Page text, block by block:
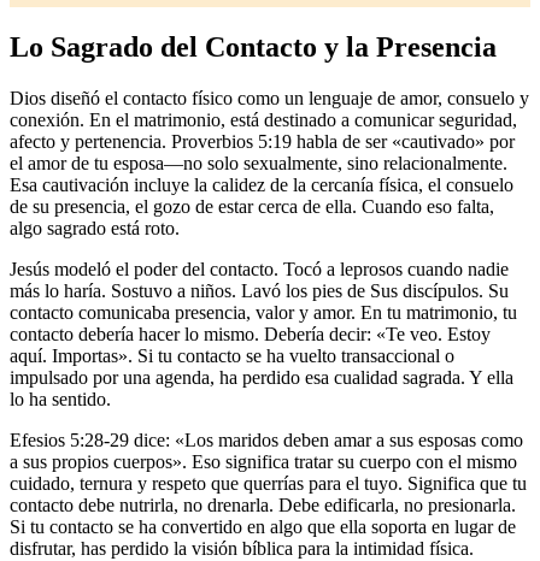
Lo Sagrado del Contacto y la Presencia
Dios diseñó el contacto físico como un lenguaje de amor, consuelo y
conexión. En el matrimonio, está destinado a comunicar seguridad,
afecto y pertenencia. Proverbios 5:19 habla de ser «cautivado» por
el amor de tu esposa—no solo sexualmente, sino relacionalmente.
Esa cautivación incluye la calidez de la cercanía física, el consuelo
de su presencia, el gozo de estar cerca de ella. Cuando eso falta,
algo sagrado está roto.
Jesús modeló el poder del contacto. Tocó a leprosos cuando nadie
más lo haría. Sostuvo a niños. Lavó los pies de Sus discípulos. Su
contacto comunicaba presencia, valor y amor. En tu matrimonio, tu
contacto debería hacer lo mismo. Debería decir: «Te veo. Estoy
aquí. Importas». Si tu contacto se ha vuelto transaccional o
impulsado por una agenda, ha perdido esa cualidad sagrada. Y ella
lo ha sentido.
Efesios 5:28-29 dice: «Los maridos deben amar a sus esposas como
a sus propios cuerpos». Eso significa tratar su cuerpo con el mismo
cuidado, ternura y respeto que querrías para el tuyo. Significa que tu
contacto debe nutrirla, no drenarla. Debe edificarla, no presionarla.
Si tu contacto se ha convertido en algo que ella soporta en lugar de
disfrutar, has perdido la visión bíblica para la intimidad física.